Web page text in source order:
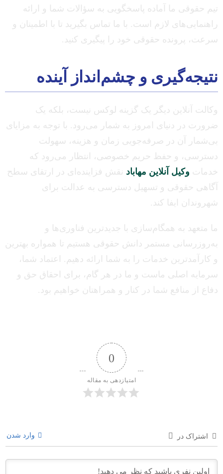
تیم حقوقی ما آماده پاسخگویی به سؤالات شما و ارائه
راهنمایی‌های لازم است. با ما تماس بگیرید تا با اطمینان و
سرعت، پرونده حقوقی خود را پیگیری کنید.
نتیجه‌گیری و چشم‌انداز آینده
وکالت آنلاین دیگر یک گزینه لوکس نیست، بلکه یک
ضرورت در دنیای امروز به شمار می‌رود. با توجه به مزایای
بی‌شمار آن در صرفه‌جویی زمان و هزینه، سهولت
دسترسی، و حفظ حریم خصوصی، انتظار می‌رود که
خدمات وکیل آنلاین مهاباد نقش فزاینده‌ای در ارتقای سطح
آگاهی حقوقی و تسهیل دسترسی به عدالت برای
شهروندان ایفا کند.
ما متعهد به همگام‌سازی با جدیدترین فناوری‌ها و
به‌روزرسانی مستمر دانش حقوقی هستیم تا همواره بهترین
و کارآمدترین خدمات را به شما ارائه دهیم. اعتماد شما،
سرمایه اصلی ماست و ما در هر گام، برای احقاق حق و
دفاع از منافع شما در کنار و همراهتان خواهیم بود.
0
امتیازدهی به مقاله
اشتراک در وارد شدن